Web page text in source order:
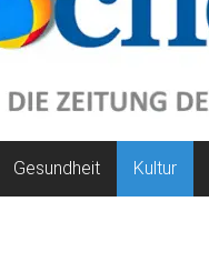
Gesundheit Kultur